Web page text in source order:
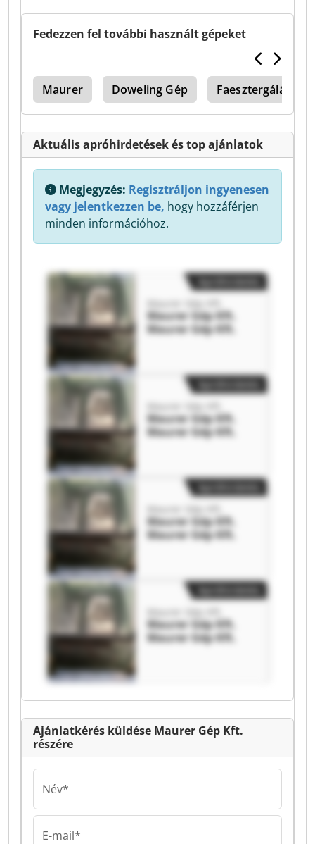
Fedezzen fel további használt gépeket
Maurer Doweling Gép Faesztergálást
Aktuális apróhirdetések és top ajánlatok
Megjegyzés: Regisztráljon ingyenesen
vagy jelentkezzen be, hogy hozzáférjen
minden információhoz.
Maurer Gép Kft.
Maurer Gép Kft.
Maurer Gép Kft.
Maurer Gép Kft.
Maurer Gép Kft.
Maurer Gép Kft.
Maurer Gép Kft.
Maurer Gép Kft.
Maurer Gép Kft.
Maurer Gép Kft.
Maurer Gép Kft.
Maurer Gép Kft.
Ajánlatkérés küldése Maurer Gép Kft.
részére
Név*
E-mail*